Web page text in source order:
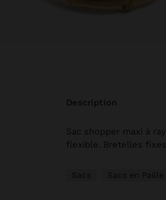
description
Sac shopper maxi à
flexible. Bretelles
Sacs Sacs en Paille